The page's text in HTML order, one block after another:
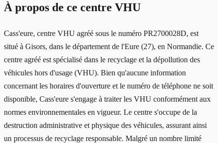
À propos de ce centre VHU
Cass'eure, centre VHU agréé sous le numéro PR2700028D, est
situé à Gisors, dans le département de l'Eure (27), en Normandie. Ce
centre agréé est spécialisé dans le recyclage et la dépollution des
véhicules hors d'usage (VHU). Bien qu'aucune information
concernant les horaires d'ouverture et le numéro de téléphone ne soit
disponible, Cass'eure s'engage à traiter les VHU conformément aux
normes environnementales en vigueur. Le centre s'occupe de la
destruction administrative et physique des véhicules, assurant ainsi
un processus de recyclage responsable. Malgré un nombre limité